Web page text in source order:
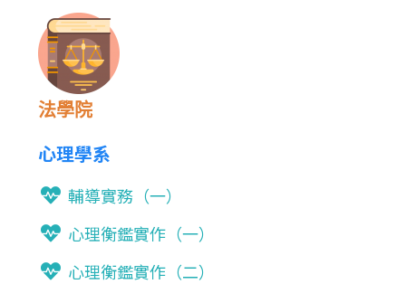
法學院
心理學系
輔導實務（一）
心理衡鑑實作（一）
心理衡鑑實作（二）